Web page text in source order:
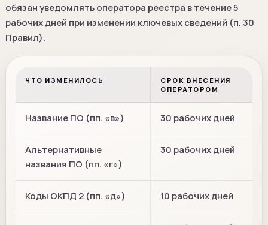
обязан уведомлять оператора реестра в течение 5
рабочих дней при изменении ключевых сведений (п. 30
Правил).
ЧТО ИЗМЕНИЛОСЬ
СРОК ВНЕСЕНИЯ
ОПЕРАТОРОМ
Название ПО (пп. «в») 30 рабочих дней
Альтернативные
названия ПО (пп. «г»)
30 рабочих дней
Коды ОКПД 2 (пп. «д») 10 рабочих дней